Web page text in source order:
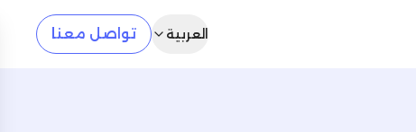
العربية تواصل معنا